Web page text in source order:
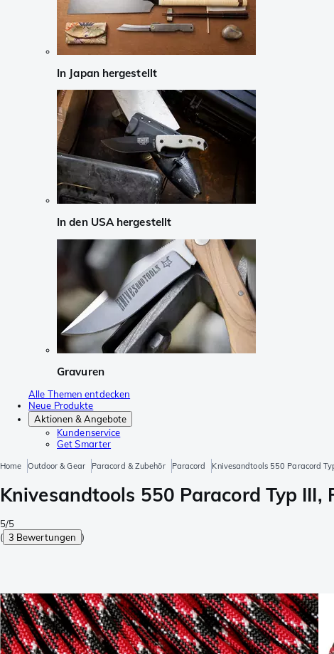
In Japan hergestellt
In den USA hergestellt
Gravuren
Alle Themen entdecken
Neue Produkte
Aktionen & Angebote
Kundenservice
Get Smarter
Home Outdoor & Gear Paracord & Zubehör Paracord Knivesandtools 550 Paracord
Knivesandtools 550 Paracord Typ
5/5
( 3 Bewertungen )